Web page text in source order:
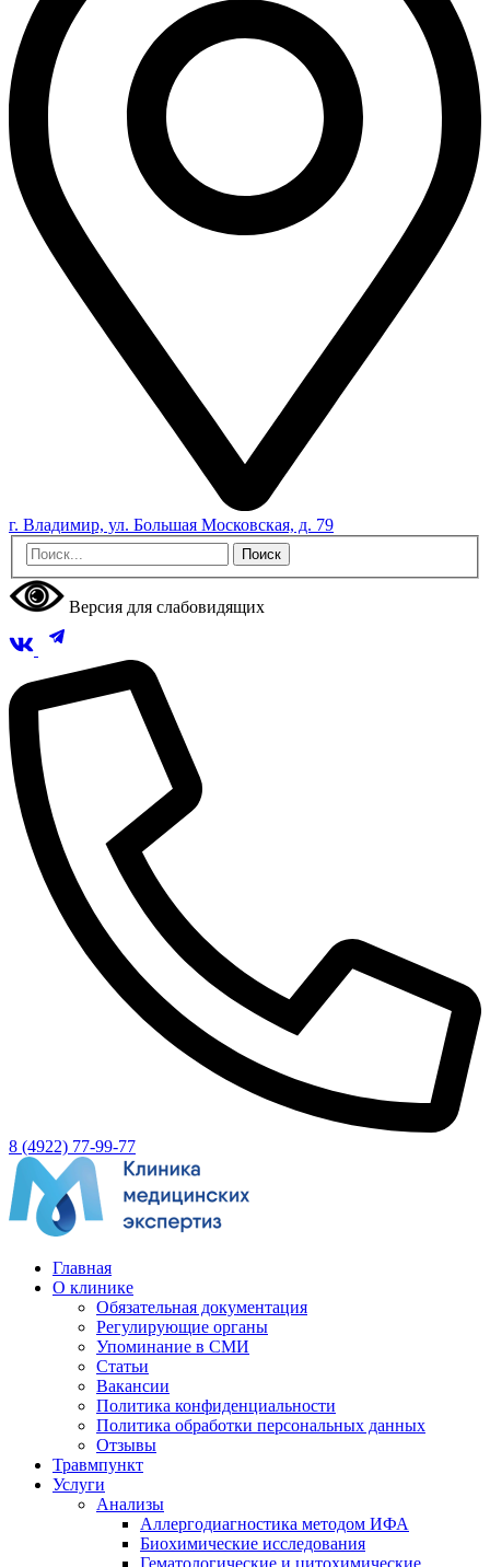
г. Владимир, ул. Большая Московская, д. 79
Версия для слабовидящих
8 (4922) 77-99-77
Главная
О клинике
Обязательная документация
Регулирующие органы
Упоминание в СМИ
Статьи
Вакансии
Политика конфиденциальности
Политика обработки персональных данных
Отзывы
Травмпункт
Услуги
Анализы
Аллергодиагностика методом ИФА
Биохимические исследования